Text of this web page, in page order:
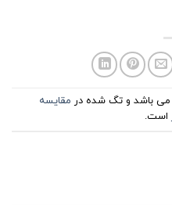
می باشد و تگ شده در مقایسه
است.